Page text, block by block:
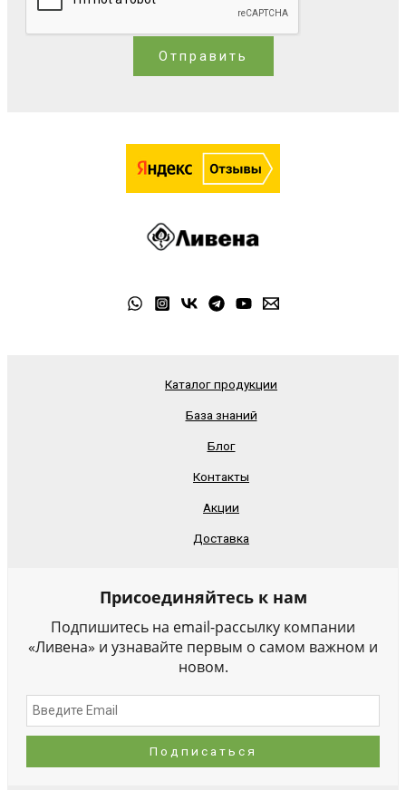
Отправить
Каталог продукции
База знаний
Блог
Контакты
Акции
Доставка
Присоединяйтесь к нам
Подпишитесь на email-рассылку компании
«Ливена» и узнавайте первым о самом важном и
новом.